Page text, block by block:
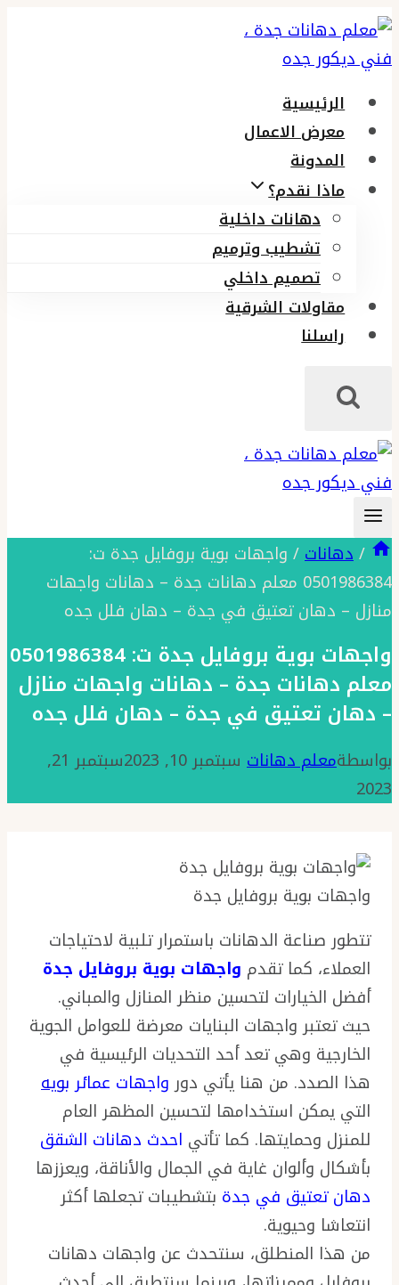
التجاوز
إلى
المحتوى
الرئيسية
معرض الاعمال
المدونة
ماذا نقدم؟
دهانات داخلية
تشطيب وترميم
تصميم داخلي
مقاولات الشرقية
راسلنا
/دهانات/ واجهات بوية بروفايل جدة ت:
0501986384 معلم دهانات جدة – دهانات واجهات
منازل – دهان تعتيق في جدة – دهان فلل جده
واجهات بوية بروفايل جدة ت: 0501986384
معلم دهانات جدة – دهانات واجهات منازل
– دهان تعتيق في جدة – دهان فلل جده
بواسطةمعلم دهانات سبتمبر 10, 2023
سبتمبر 21,
2023
واجهات بوية بروفايل جدة
تتطور صناعة الدهانات باستمرار تلبية لاحتياجات
العملاء، كما تقدم واجهات بوية بروفايل جدة
أفضل الخيارات لتحسين منظر المنازل والمباني.
حيث تعتبر واجهات البنايات معرضة للعوامل الجوية
الخارجية وهي تعد أحد التحديات الرئيسية في
هذا الصدد. من هنا يأتي دور واجهات عمائر بويه
التي يمكن استخدامها لتحسين المظهر العام
للمنزل وحمايتها. كما تأتي احدث دهانات الشقق
بأشكال وألوان غاية في الجمال والأناقة، ويعززها
دهان تعتيق في جدة بتشطيبات تجعلها أكثر
انتعاشا وحيوية.
من هذا المنطلق، سنتحدث عن واجهات دهانات